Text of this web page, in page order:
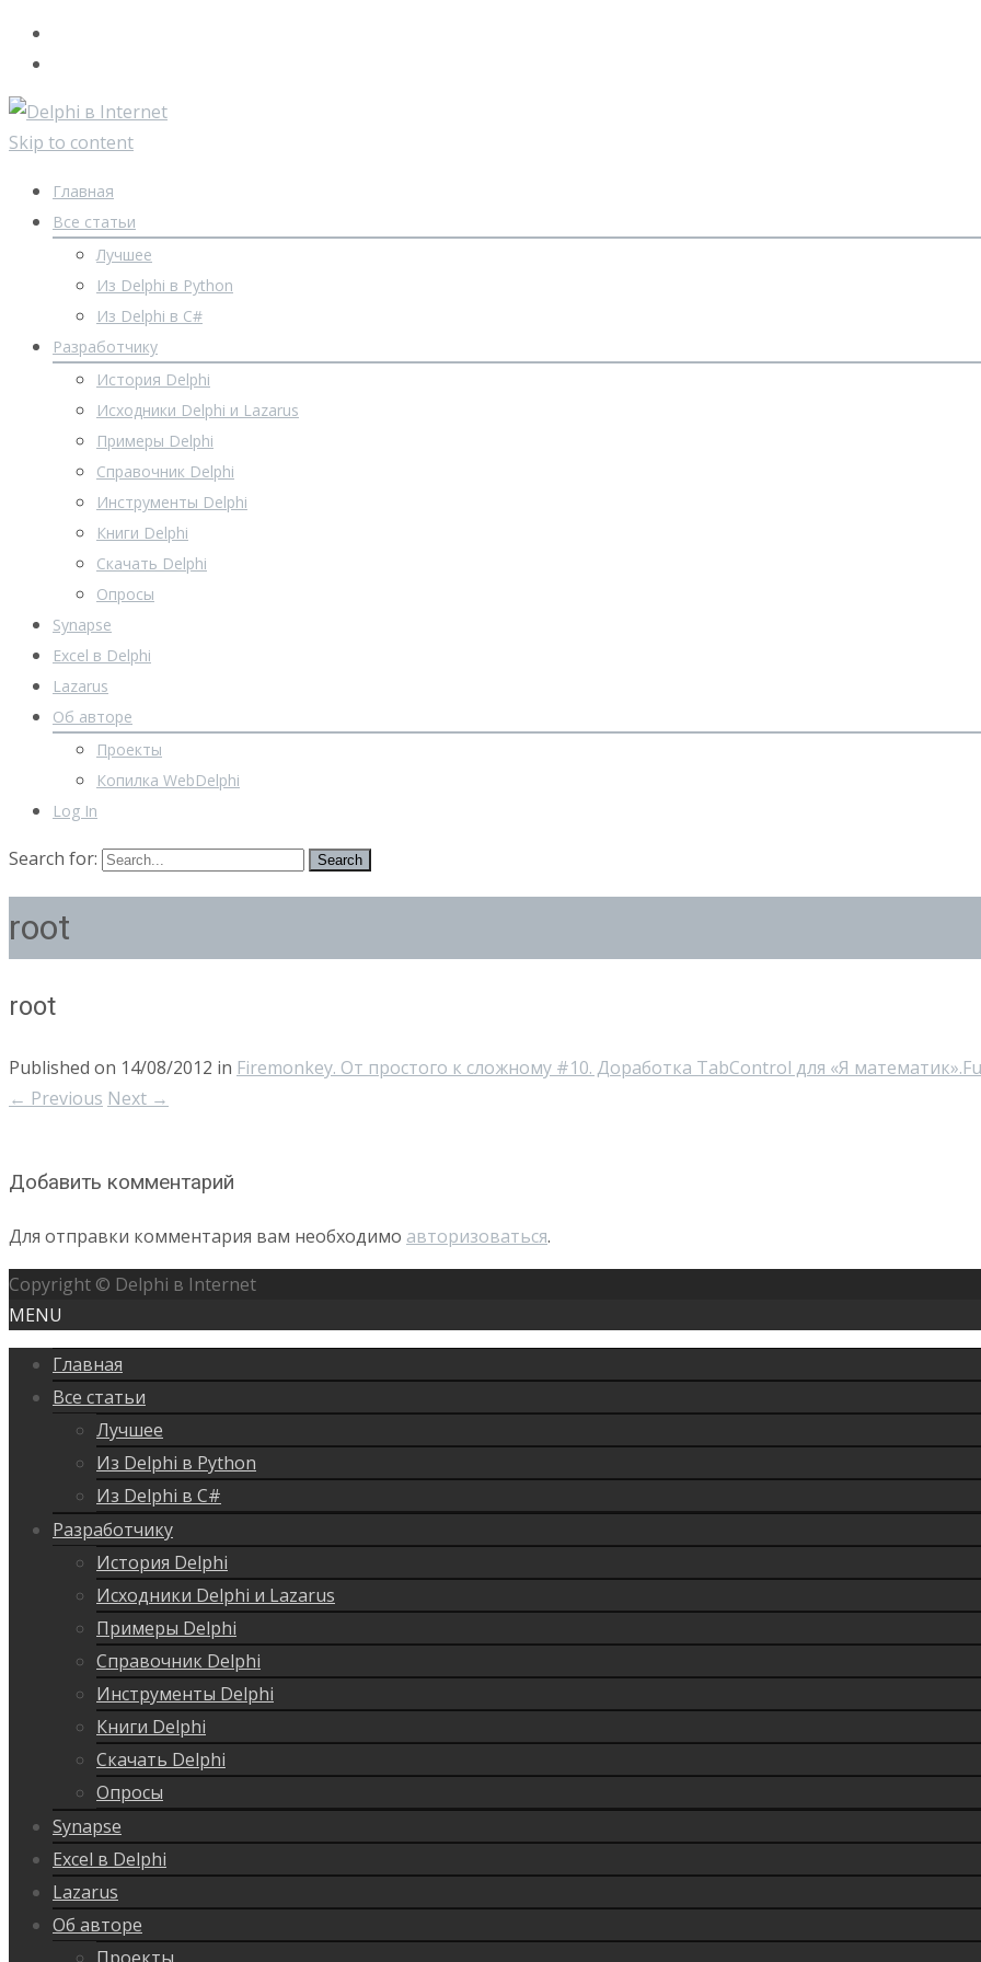
Skip to content
Главная
Все статьи
Лучшее
Из Delphi в Python
Из Delphi в C#
Разработчику
История Delphi
Исходники Delphi и Lazarus
Примеры Delphi
Справочник Delphi
Инструменты Delphi
Книги Delphi
Скачать Delphi
Опросы
Synapse
Excel в Delphi
Lazarus
Об авторе
Проекты
Копилка WebDelphi
Log In
Search for:
root
root
Published on 14/08/2012 in Firemonkey. От простого к сложному #10. Доработка TabControl для «Я математик».
← Previous Next →
Добавить комментарий
Для отправки комментария вам необходимо авторизоваться.
Copyright © Delphi в Internet
MENU
Главная
Все статьи
Лучшее
Из Delphi в Python
Из Delphi в C#
Разработчику
История Delphi
Исходники Delphi и Lazarus
Примеры Delphi
Справочник Delphi
Инструменты Delphi
Книги Delphi
Скачать Delphi
Опросы
Synapse
Excel в Delphi
Lazarus
Об авторе